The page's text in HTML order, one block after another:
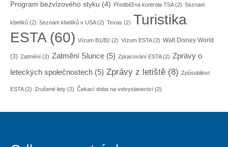
Program bezvízového styku (4) Předběžná kontrola TSA(2) Seznam
kbelíků (2) Seznam kbelíků v USA(2) Texas (2) Turistika
ESTA(60) Vízum B1/B2 (2) Vízum ESTA(2) Walt Disney World
(3) Zatmění (2) Zatmění Slunce (5) Zpracování ESTA(2) Zprávy o
leteckých společnostech (5) Zprávy z letiště (8) Způsobilost
ESTA(2) Zrušené lety (2) Čekací doba na velvyslanectví (2)